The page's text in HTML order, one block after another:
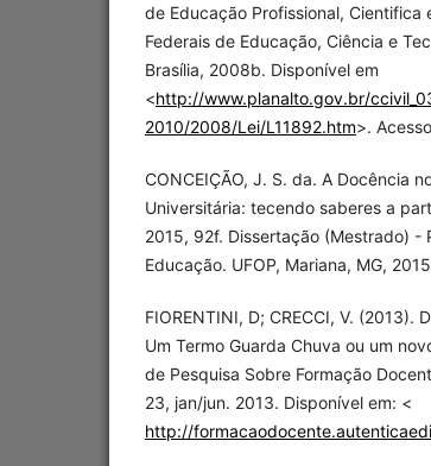
de Educação Profissional, Cientifica
Federais de Educação, Ciência e
Brasília, 2008b. Disponível em
<http://www.planalto.gov.br/
2010/2008/Lei/L11892.htm>.
CONCEIÇÃO, J. S. da. A Docência
Universitária: tecendo saberes a
2015, 92f. Dissertação (Mestrado) -
Educação. UFOP, Mariana, MG,
FIORENTINI, D; CRECCI, V. (2013).
Um Termo Guarda Chuva ou um
de Pesquisa Sobre Formação
23, jan/jun. 2013. Disponível em: <
http://